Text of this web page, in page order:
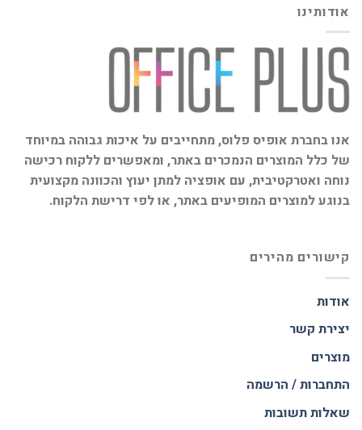
אודותינו
אנו בחברת אופיס פלוס, מתחייבים על איכות גבוהה במיוחד
של כלל המוצרים הנמכרים באתר, ומאפשרים ללקוח רכישה
נוחה ואטרקטיבית, עם אופציה למתן יעוץ והכוונה מקצועית
בנוגע למוצרים המופיעים באתר, או לפי דרישת הלקוח.
קישורים מהירים
אודות
יצירת קשר
מוצרים
התחברות / הרשמה
שאלות תשובות